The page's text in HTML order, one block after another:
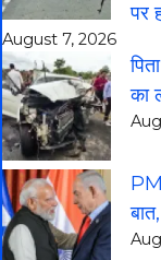
पर
August 7, 2026
का